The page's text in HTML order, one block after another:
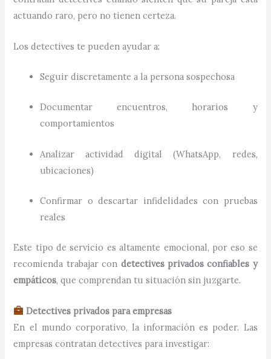
actuando raro, pero no tienen certeza.
Los detectives te pueden ayudar a:
Seguir discretamente a la persona sospechosa
Documentar encuentros, horarios y
comportamientos
Analizar actividad digital (WhatsApp, redes,
ubicaciones)
Confirmar o descartar infidelidades con pruebas
reales
Este tipo de servicio es altamente emocional, por eso se
recomienda trabajar con detectives privados confiables y
empáticos, que comprendan tu situación sin juzgarte.
Detectives privados para empresas
En el mundo corporativo, la información es poder. Las
empresas contratan detectives para investigar: